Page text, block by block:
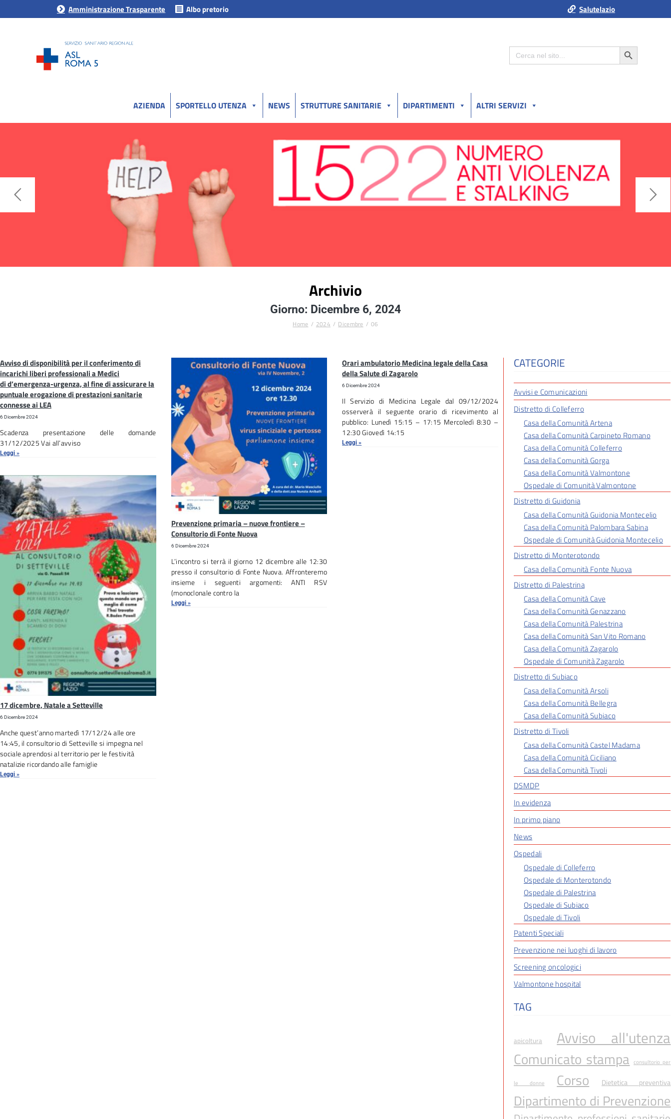
Amministrazione Trasparente Albo pretorio Salutelazio
Search
for:
Search Button
AZIENDA SPORTELLO UTENZA NEWS STRUTTURE SANITARIE DIPARTIMENTI ALTRI SERVIZI
Archivio
Giorno: Dicembre 6, 2024
Home 2024 Dicembre 06
Avviso di disponibilità per il conferimento di
incarichi liberi professionali a Medici
di d’emergenza-urgenza, al fine di assicurare la
puntuale erogazione di prestazioni sanitarie
connesse ai LEA
6 Dicembre 2024
Scadenza presentazione delle domande
31/12/2025 Vai all’avviso
Leggi »
Prevenzione primaria – nuove frontiere –
Consultorio di Fonte Nuova
6 Dicembre 2024
L’incontro si terrà il giorno 12 dicembre alle 12:30
presso il consultorio di Fonte Nuova. Affronteremo
insieme i seguenti argomenti: ANTI RSV
(monoclonale contro la
Leggi »
Orari ambulatorio Medicina legale della Casa
della Salute di Zagarolo
6 Dicembre 2024
Il Servizio di Medicina Legale dal 09/12/2024
osserverà il seguente orario di ricevimento al
pubblico: Lunedì 15:15 – 17:15 Mercoledì 8:30 –
12:30 Giovedì 14:15
Leggi »
17 dicembre, Natale a Setteville
6 Dicembre 2024
Anche quest’anno martedì 17/12/24 alle ore
14:45, il consultorio di Setteville si impegna nel
sociale aprendosi al territorio per le festività
natalizie ricordando alle famiglie
Leggi »
CATEGORIE
Avvisi e Comunicazioni
Distretto di Colleferro
Casa della Comunità Artena
Casa della Comunità Carpineto Romano
Casa della Comunità Colleferro
Casa della Comunità Gorga
Casa della Comunità Valmontone
Ospedale di Comunità Valmontone
Distretto di Guidonia
Casa della Comunità Guidonia Montecelio
Casa della Comunità Palombara Sabina
Ospedale di Comunità Guidonia Montecelio
Distretto di Monterotondo
Casa della Comunità Fonte Nuova
Distretto di Palestrina
Casa della Comunità Cave
Casa della Comunità Genazzano
Casa della Comunità Palestrina
Casa della Comunità San Vito Romano
Casa della Comunità Zagarolo
Ospedale di Comunità Zagarolo
Distretto di Subiaco
Casa della Comunità Arsoli
Casa della Comunità Bellegra
Casa della Comunità Subiaco
Distretto di Tivoli
Casa della Comunità Castel Madama
Casa della Comunità Ciciliano
Casa della Comunità Tivoli
DSMDP
In evidenza
In primo piano
News
Ospedali
Ospedale di Colleferro
Ospedale di Monterotondo
Ospedale di Palestrina
Ospedale di Subiaco
Ospedale di Tivoli
Patenti Speciali
Prevenzione nei luoghi di lavoro
Screening oncologici
Valmontone hospital
TAG
apicoltura Avviso all'utenza
Comunicato stampa consultorio per
le donne Corso Dietetica preventiva
Dipartimento di Prevenzione